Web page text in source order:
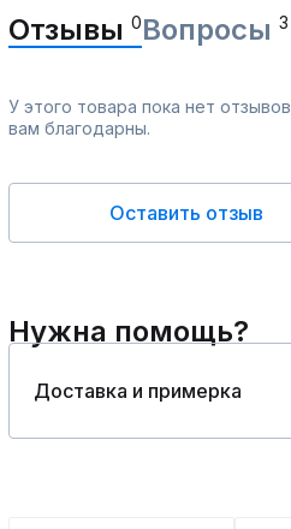
Отзывы 0Вопросы 3
У этого товара пока нет
вам благодарны.
Оставить отзыв
Нужна помощь?
Доставка и примерка